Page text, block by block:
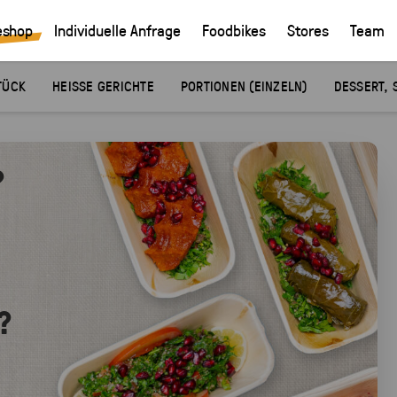
Individuelle Anfrage Foodbikes Stores Team
HEISSE GERICHTE PORTIONEN (EINZELN) DESSERT,